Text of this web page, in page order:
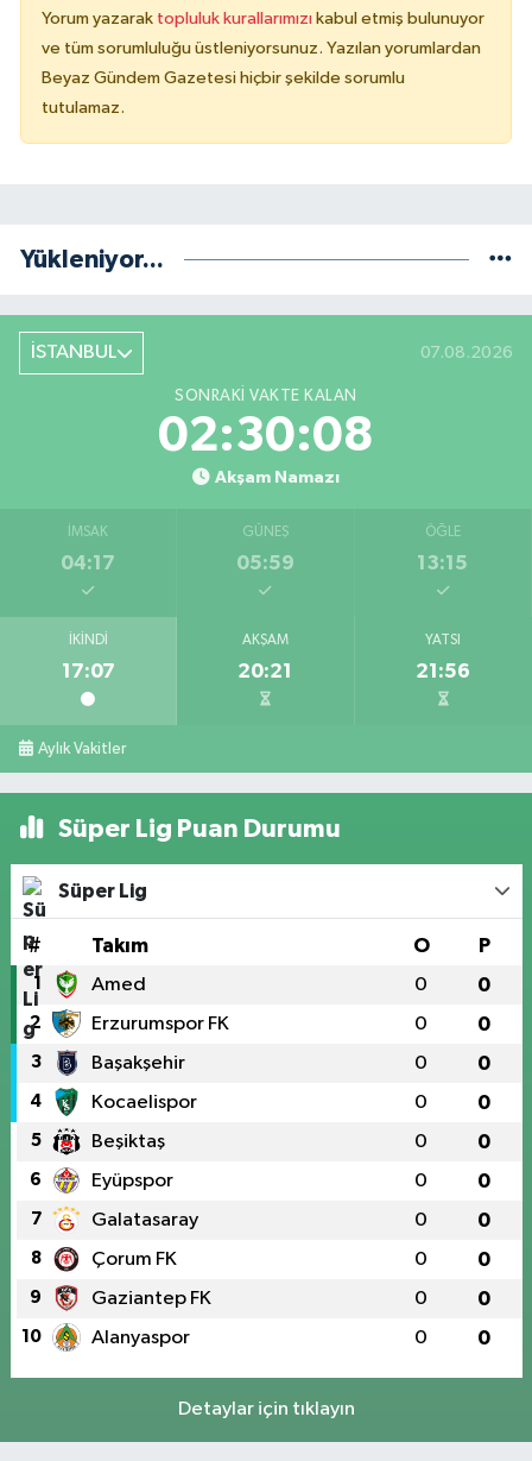
Yorum yazarak topluluk kurallarımızı kabul etmiş bulunuyor
ve tüm sorumluluğu üstleniyorsunuz. Yazılan yorumlardan
Beyaz Gündem Gazetesi hiçbir şekilde sorumlu
tutulamaz.
Yükleniyor...
İSTANBUL 07.08.2026
SONRAKI VAKTE KALAN
02:30:08
Akşam Namazı
İMSAK
04:17
GÜNEŞ
05:59
ÖĞLE
13:15
İKINDI
17:07
AKŞAM
20:21
YATSI
21:56
Aylık Vakitler
Süper Lig Puan Durumu
Süper Lig
# Takım O P
1 Amed 0 0
2 Erzurumspor FK 0 0
3 Başakşehir 0 0
4 Kocaelispor 0 0
5 Beşiktaş 0 0
6 Eyüpspor 0 0
7 Galatasaray 0 0
8 Çorum FK 0 0
9 Gaziantep FK 0 0
10 Alanyaspor 0 0
Detaylar için tıklayın